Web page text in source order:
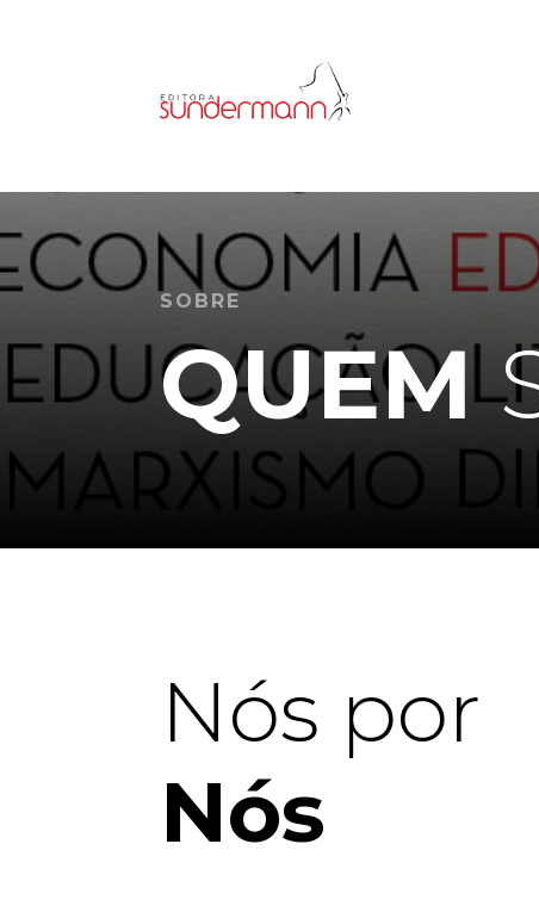
SOBRE
QUEM
Nós por
Nós